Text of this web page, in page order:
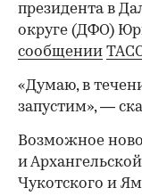
президента в
округе (ДФО)
сообщении
«Думаю, в
запустим», —
Возможное
и
Чукотского и